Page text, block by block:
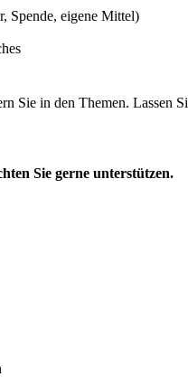
Spende, eigene Mittel)
Sie in den Themen. Lassen
Sie gerne unterstützen.